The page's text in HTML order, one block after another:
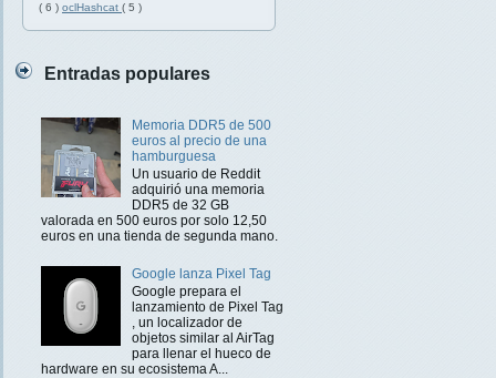
( 6 ) oclHashcat ( 5 )
Entradas populares
Memoria DDR5 de 500
euros al precio de una
hamburguesa
Un usuario de Reddit
adquirió una memoria
DDR5 de 32 GB
valorada en 500 euros por solo 12,50
euros en una tienda de segunda mano.
Google lanza Pixel Tag
Google prepara el
lanzamiento de Pixel Tag
, un localizador de
objetos similar al AirTag
para llenar el hueco de
hardware en su ecosistema A...